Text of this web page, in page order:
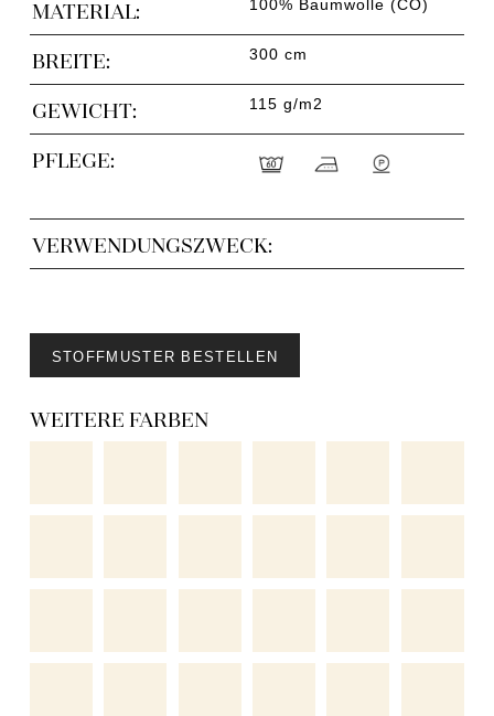
MATERIAL: 100% Baumwolle (CO)
BREITE: 300 cm
GEWICHT: 115 g/m2
PFLEGE:
VERWENDUNGSZWECK:
STOFFMUSTER BESTELLEN
WEITERE FARBEN